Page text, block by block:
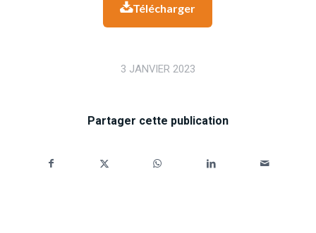
Télécharger
3 JANVIER 2023
Partager cette publication